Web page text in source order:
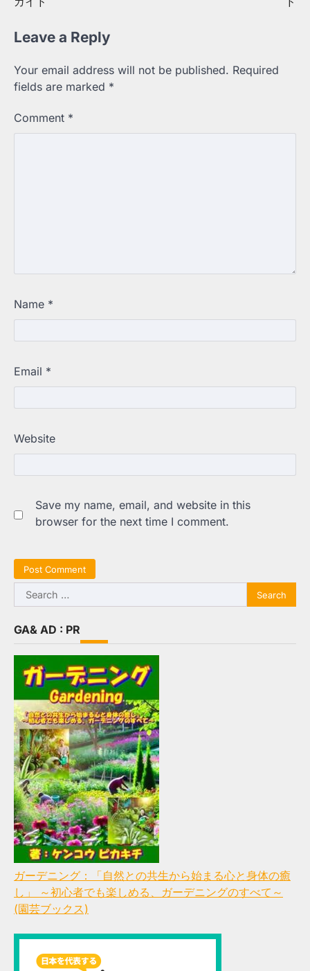
Leave a Reply
Your email address will not be published. Required
fields are marked *
Comment *
Name *
Email *
Website
Save my name, email, and website in this
browser for the next time I comment.
Search
for:
GA& AD : PR
ガーデニング：「自然との共生から始まる心と身体の癒
し」 ～初心者でも楽しめる、ガーデニングのすべて～
(園芸ブックス)